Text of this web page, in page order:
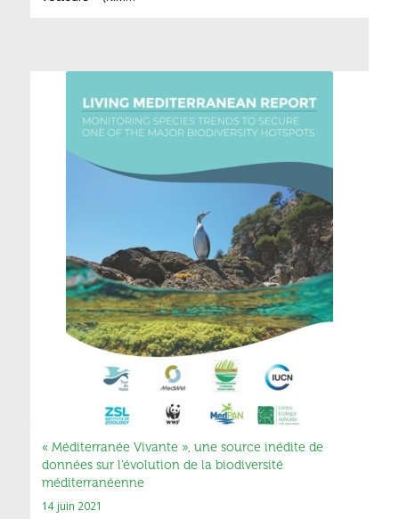
« Méditerranée Vivante », une source inédite de
données sur l’évolution de la biodiversité
méditerranéenne
14 juin 2021